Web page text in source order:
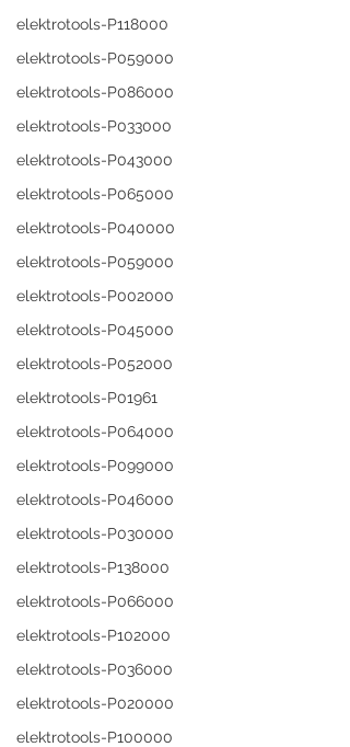
elektrotools-P118000
elektrotools-P059000
elektrotools-P086000
elektrotools-P033000
elektrotools-P043000
elektrotools-P065000
elektrotools-P040000
elektrotools-P059000
elektrotools-P002000
elektrotools-P045000
elektrotools-P052000
elektrotools-P01961
elektrotools-P064000
elektrotools-P099000
elektrotools-P046000
elektrotools-P030000
elektrotools-P138000
elektrotools-P066000
elektrotools-P102000
elektrotools-P036000
elektrotools-P020000
elektrotools-P100000